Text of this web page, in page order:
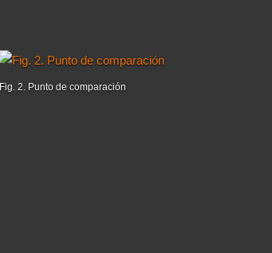
Fig. 2. Punto de comparación